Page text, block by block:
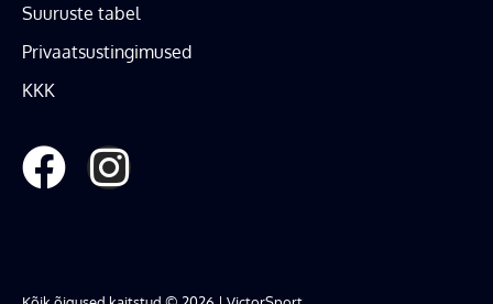
Suuruste tabel
Privaatsustingimused
KKK